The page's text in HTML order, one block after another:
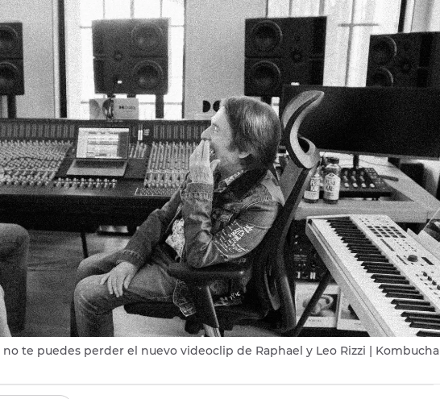
te puedes perder el nuevo videoclip de Raphael y Leo Rizzi | Kombucha